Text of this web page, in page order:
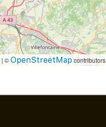
| ©OpenStreetMapcontributors